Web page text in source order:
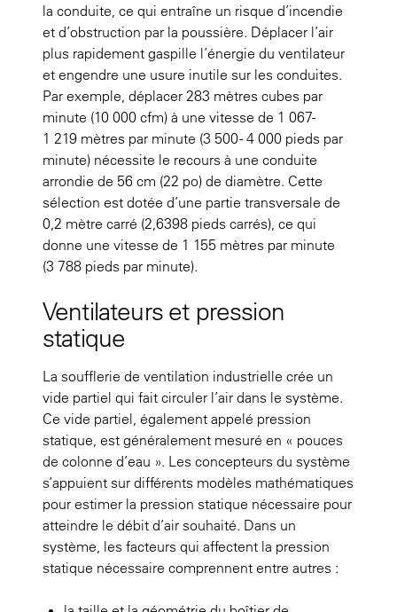
la conduite, ce qui entraîne un risque d’incendie
et d’obstruction par la poussière. Déplacer l’air
plus rapidement gaspille l’énergie du ventilateur
et engendre une usure inutile sur les conduites.
Par exemple, déplacer 283 mètres cubes par
minute (10 000 cfm) à une vitesse de 1 067-
1 219 mètres par minute (3 500 - 4 000 pieds par
minute) nécessite le recours à une conduite
arrondie de 56 cm (22 po) de diamètre. Cette
sélection est dotée d’une partie transversale de
0,2 mètre carré (2,6398 pieds carrés), ce qui
donne une vitesse de 1 155 mètres par minute
(3 788 pieds par minute).
Ventilateurs et pression
statique
La soufflerie de ventilation industrielle crée un
vide partiel qui fait circuler l’air dans le système.
Ce vide partiel, également appelé pression
statique, est généralement mesuré en « pouces
de colonne d’eau ». Les concepteurs du système
s’appuient sur différents modèles mathématiques
pour estimer la pression statique nécessaire pour
atteindre le débit d’air souhaité. Dans un
système, les facteurs qui affectent la pression
statique nécessaire comprennent entre autres :